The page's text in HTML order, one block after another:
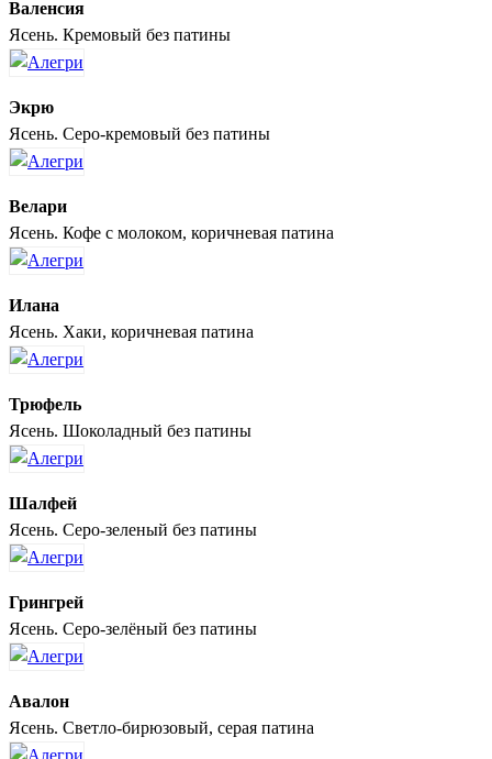
Валенсия
Ясень. Кремовый без патины
Экрю
Ясень. Серо-кремовый без патины
Велари
Ясень. Кофе с молоком, коричневая патина
Илана
Ясень. Хаки, коричневая патина
Трюфель
Ясень. Шоколадный без патины
Шалфей
Ясень. Серо-зеленый без патины
Грингрей
Ясень. Серо-зелёный без патины
Авалон
Ясень. Светло-бирюзовый, серая патина